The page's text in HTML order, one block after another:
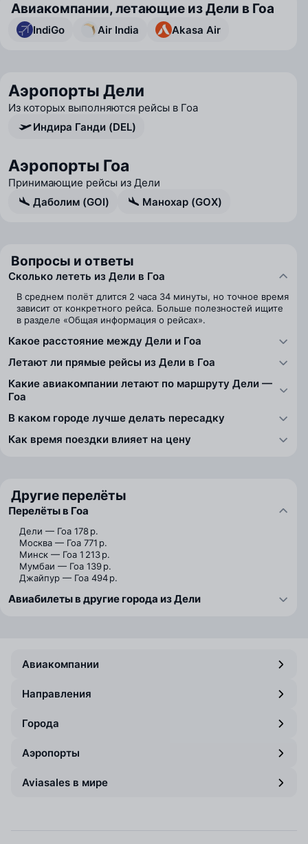
Авиакомпании, летающие из Дели в Гоа
IndiGo Air India Akasa Air
Аэропорты Дели
Из которых выполняются рейсы в Гоа
Индира Ганди (DEL)
Аэропорты Гоа
Принимающие рейсы из Дели
Даболим (GOI)
Манохар (GOX)
Вопросы и ответы
Сколько лететь из Дели в Гоа
В среднем полёт длится 2 часа 34 минуты, но точное время
зависит от конкретного рейса. Больше полезностей ищите
в разделе «Общая информация о рейсах».
Какое расстояние между Дели и Гоа
Летают ли прямые рейсы из Дели в Гоа
Какие авиакомпании летают по маршруту Дели —
Гоа
В каком городе лучше делать пересадку
Как время поездки влияет на цену
Другие перелёты
Перелёты в Гоа
Дели — Гоа 178 р.
Москва — Гоа 771 р.
Минск — Гоа 1 213 р.
Мумбаи — Гоа 139 р.
Джайпур — Гоа 494 р.
Авиабилеты в другие города из Дели
Авиакомпании
Направления
Города
Аэропорты
Aviasales в мире